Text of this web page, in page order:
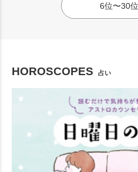
6位〜30
HOROSCOPES 占い